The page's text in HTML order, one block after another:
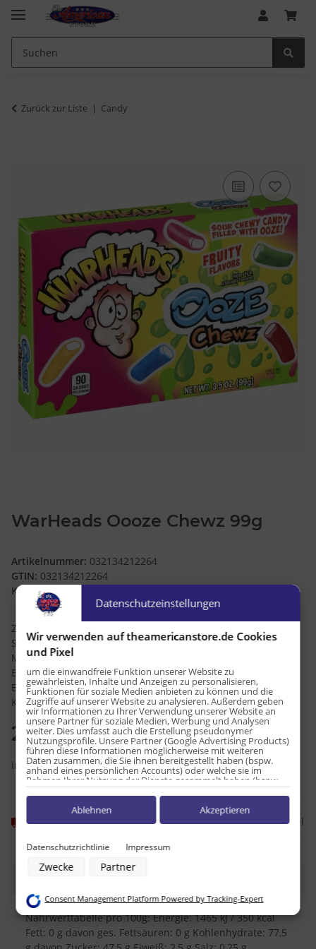
Zurück zur Liste Candy
WarHeads Oooze Chewz 99g
Artikelnummer: 032134212264
GTIN: 032134212264
Kategorie:
Zutaten: Glukosesirup,Zucker,Weizenmehl, modifizierte
Speisestärke, Laktose, Säuerungsmittel (Apfelsäure,
Milchsäure), Palmfett, Säureregulator (E325, E331), Salz,
Emulgator E471, Feuchthaltemittel E422, Farbstoffe (E132,
E129² , E102² ). *kann Aktivität und Aufmerksamkeit von
Kindern beeinträchtigen.
2,20 €
inkl. 7% USt. , zzgl.Versand
Momentan nicht verfügbar Frage zum Artikel
Nährwerttabelle pro 100g: Energie: 1465 kJ / 350 kcal
Fett: 0 g davon ges. Fettsäuren: 0 g Kohlenhydrate: 77,5
Datenschutzeinstellungen
Wir verwenden auf theamericanstore.de Cookies
und Pixel
um die einwandfreie Funktion unserer Website zu
gewährleisten, Inhalte und Anzeigen zu personalisieren,
Funktionen für soziale Medien anbieten zu können und die
Zugriffe auf unserer Website zu analysieren. Außerdem geben
wir Informationen zu Ihrer Verwendung unserer Website an
unsere Partner für soziale Medien, Werbung und Analysen
weiter. Dies umfasst auch die Erstellung pseudonymer
Nutzungsprofile. Unsere Partner (Google Advertising Products)
führen diese Informationen möglicherweise mit weiteren
Daten zusammen, die Sie ihnen bereitgestellt haben (bspw.
anhand eines persönlichen Accounts) oder welche sie im
Rahmen Ihrer Nutzung der Dienste gesammelt haben (bspw.
Nutzungsdaten anderer Geräte). Ihre Einwilligung zur Nutzung
von Cookies und Pixeln können Sie jederzeit widerrufen,
indem Sie auf den Datenschutz-Button links unten klicken und
dort die entsprechenden Anpassungen vornehmen.
Zwecke der Datenverarbeitung durch unsere Partner:
Verwendung reduzierter Daten zur Auswahl von Werbeanzeigen
Erstellung von Profilen zur Personalisierung von Inhalten
Verwendung von Profilen zur Auswahl personalisierter Inhalte
Messung der Werbeleistung
Messung der Performance von Inhalten
Datenschutzrichtlinie Impressum
Zwecke Partner
Ablehnen Akzeptieren
Consent Management Platform Powered by Tracking-Expert